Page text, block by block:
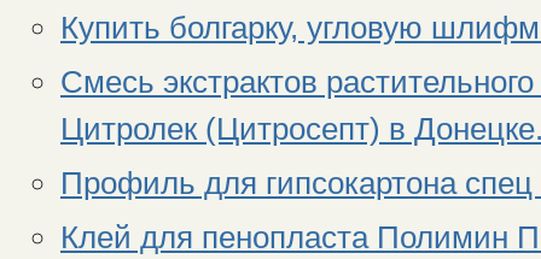
Купить болгарку, угловую
Смесь экстрактов
Цитролек (Цитросепт) в
Профиль для гипсокартона
Клей для пенопласта Полимин